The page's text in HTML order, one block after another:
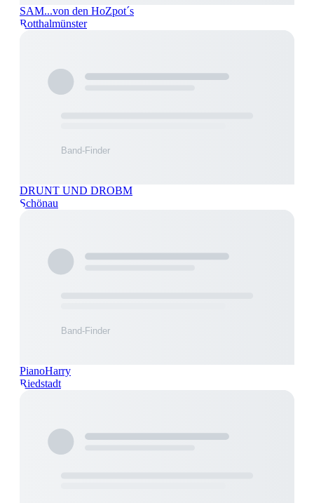
SAM...von den HoZpot´s
Rotthalmünster
DRUNT UND DROBM
Schönau
PianoHarry
Riedstadt